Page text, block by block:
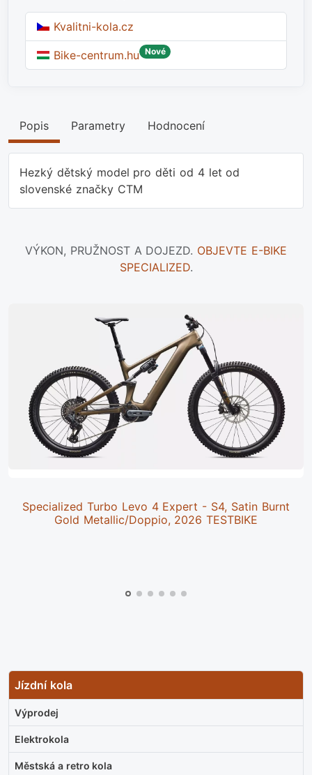
Jízdní kola
Výprodej
Elektrokola
Městská a retro kola
Kvalitni-kola.cz
Bike-centrum.hu Nové
Popis Parametry Hodnocení
Hezký dětský model pro děti od 4 let od
slovenské značky CTM
VÝKON, PRUŽNOST A DOJEZD. OBJEVTE E-BIKE
SPECIALIZED.
Specialized Turbo Levo 4 Expert - S4, Satin Burnt
Gold Metallic/Doppio, 2026 TESTBIKE